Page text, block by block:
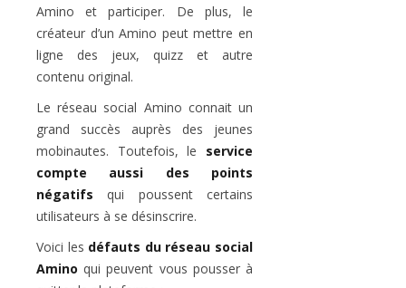
Amino et participer. De plus, le
créateur d’un Amino peut mettre en
ligne des jeux, quizz et autre
contenu original.
Le réseau social Amino connait un
grand succès auprès des jeunes
mobinautes. Toutefois, le service
compte aussi des points
négatifs qui poussent certains
utilisateurs à se désinscrire.
Voici les défauts du réseau social
Amino qui peuvent vous pousser à